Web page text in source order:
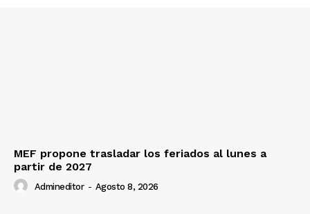
MEF propone trasladar los feriados al lunes a
partir de 2027
Admineditor - Agosto 8, 2026